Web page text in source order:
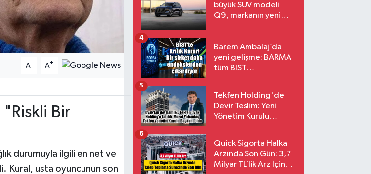
A- A+
"Riskli Bir
durumuyla ilgili en net ve
Kural, usta oyuncunun son
büyük SUV modeli
Q9, markanın yeni
Barem Ambalaj’da
yeni gelişme: BARMA
tüm BIST
4
Tekfen Holding'de
Devir Teslim: Yeni
Yönetim Kurulu
5
Quick Sigorta Halka
Arzında Son Gün: 3,7
Milyar TL’lik Arz İçin
6